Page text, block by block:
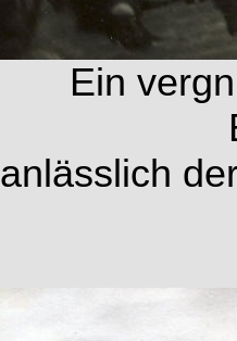
Ein
anlässlich